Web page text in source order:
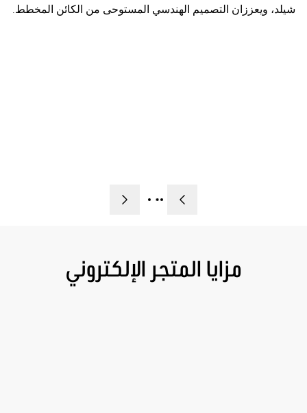
شيلد، ويعززان التصميم الهندسي المستوحى من الكائن المخطط.
مزايا المتجر الإلكتروني